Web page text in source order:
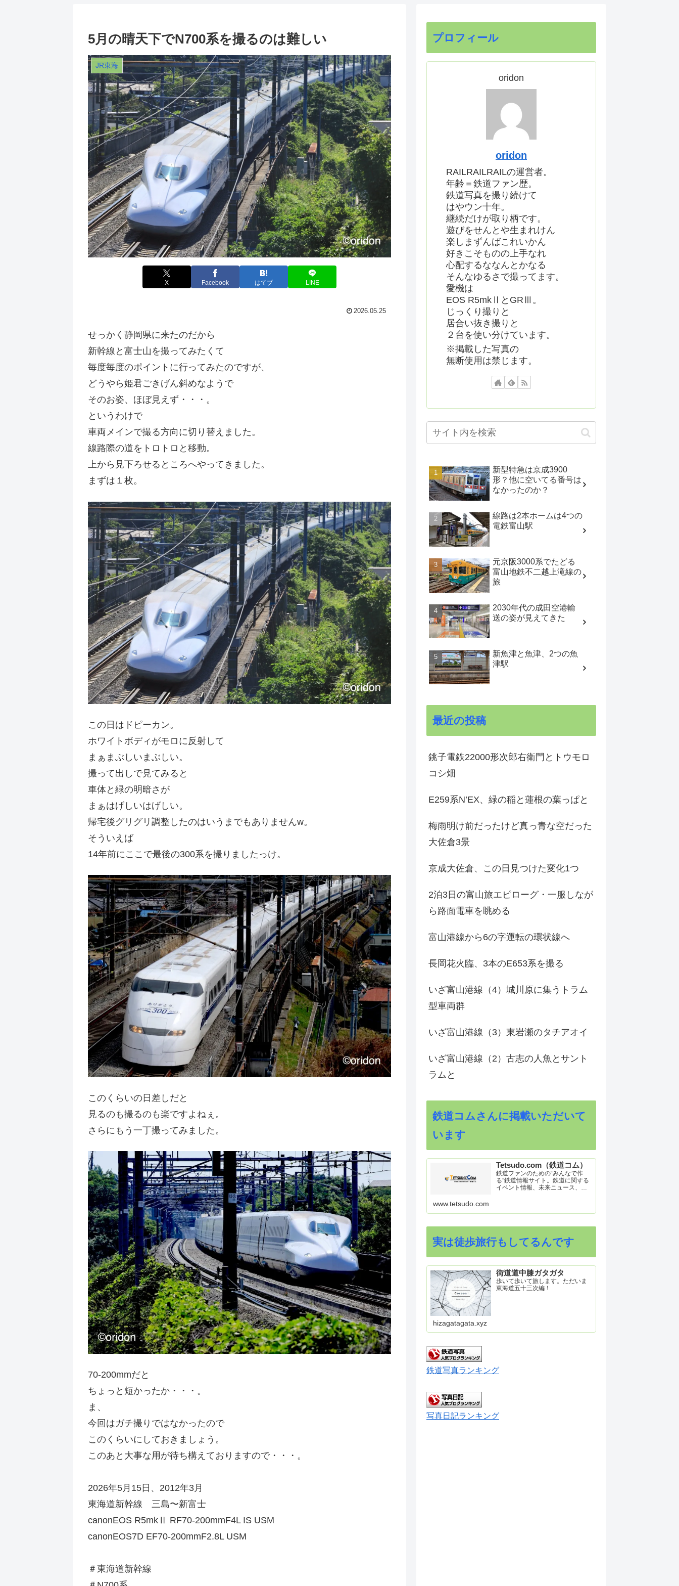
5月の晴天下でN700系を撮るのは難しい
JR東海
X Facebook はてブ LINE
2026.05.25
せっかく静岡県に来たのだから
新幹線と富士山を撮ってみたくて
毎度毎度のポイントに行ってみたのですが、
どうやら姫君ごきげん斜めなようで
そのお姿、ほぼ見えず・・・。
というわけで
車両メインで撮る方向に切り替えました。
線路際の道をトロトロと移動。
上から見下ろせるところへやってきました。
まずは１枚。
この日はドピーカン。
ホワイトボディがモロに反射して
まぁまぶしいまぶしい。
撮って出しで見てみると
車体と緑の明暗さが
まぁはげしいはげしい。
帰宅後グリグリ調整したのはいうまでもありませんw。
そういえば
14年前にここで最後の300系を撮りましたっけ。
このくらいの日差しだと
見るのも撮るのも楽ですよねぇ。
さらにもう一丁撮ってみました。
70-200mmだと
ちょっと短かったか・・・。
ま、
今回はガチ撮りではなかったので
このくらいにしておきましょう。
このあと大事な用が待ち構えておりますので・・・。
2026年5月15日、2012年3月
東海道新幹線 三島〜新富士
canonEOS R5mkⅡ RF70-200mmF4L IS USM
canonEOS7D EF70-200mmF2.8L USM
＃東海道新幹線
プロフィール
oridon
oridon
RAILRAILRAILの運営者。
年齢＝鉄道ファン歴。
鉄道写真を撮り続けて
はやウン十年。
継続だけが取り柄です。
遊びをせんとや生まれけん
楽しまずんばこれいかん
好きこそものの上手なれ
心配するななんとかなる
そんなゆるさで撮ってます。
愛機は
EOS R5mkⅡとGRⅢ。
じっくり撮りと
居合い抜き撮りと
２台を使い分けています。
※掲載した写真の
無断使用は禁じます。
新型特急は京成3900
形？他に空いてる番号は
なかったのか？
線路は2本ホームは4つの
電鉄富山駅
元京阪3000系でたどる
富山地鉄不二越上滝線の
旅
2030年代の成田空港輸
送の姿が見えてきた
新魚津と魚津、2つの魚
津駅
最近の投稿
銚子電鉄22000形次郎右衛門とトウモロ
コシ畑
E259系N’EX、緑の稲と蓮根の葉っぱと
梅雨明け前だったけど真っ青な空だった
大佐倉3景
京成大佐倉、この日見つけた変化1つ
2泊3日の富山旅エピローグ・一服しなが
ら路面電車を眺める
富山港線から6の字運転の環状線へ
長岡花火臨、3本のE653系を撮る
いざ富山港線（4）城川原に集うトラム
型車両群
いざ富山港線（3）東岩瀬のタチアオイ
いざ富山港線（2）古志の人魚とサント
ラムと
鉄道コムさんに掲載いただいて
います
Tetsudo.com（鉄道コム）
鉄道ファンのための“みんなで作
る”鉄道情報サイト。鉄道に関する
イベント情報、未来ニュース、車
ク集や、参加型ゲーム「駅つなゲ
www.tetsudo.com
実は徒歩旅行もしてるんです
街道道中膝ガタガタ
歩いて歩いて旅します。ただいま
東海道五十三次編！
hizagatagata.xyz
鉄道写真ランキング
写真日記ランキング